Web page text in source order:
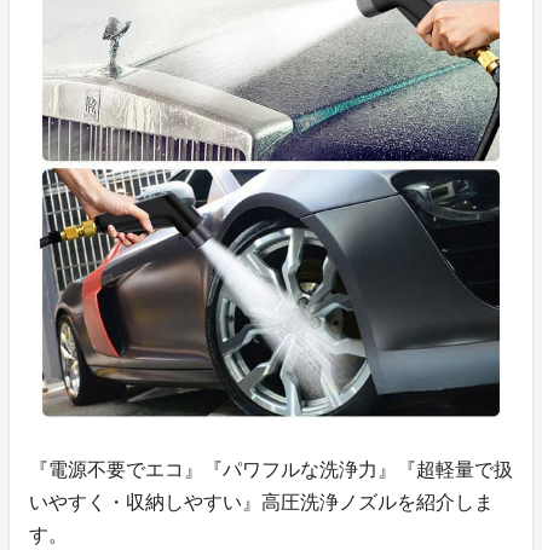
『 電源不要でエコ 』『 パワフルな洗浄力 』『 超軽量で扱
いやすく・収納しやすい』高圧洗浄ノズルを紹介しま
す。